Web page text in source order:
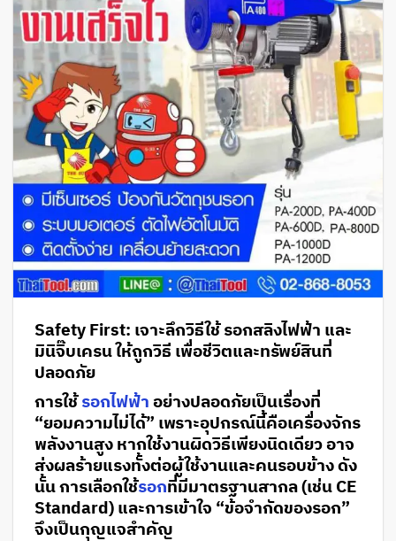
Safety First: เจาะลึกวิธีใช้ รอกสลิงไฟฟ้า และ
มินิจิ๊บเครน ให้ถูกวิธี เพื่อชีวิตและทรัพย์สินที่
ปลอดภัย
การใช้รอกไฟฟ้า อย่างปลอดภัยเป็นเรื่องที่
“ยอมความไม่ได้” เพราะอุปกรณ์นี้คือเครื่องจักร
พลังงานสูง หากใช้งานผิดวิธีเพียงนิดเดียว อาจ
ส่งผลร้ายแรงทั้งต่อผู้ใช้งานและคนรอบข้าง ดัง
นั้น การเลือกใช้รอกที่มีมาตรฐานสากล (เช่น CE
Standard) และการเข้าใจ “ข้อจำกัดของรอก”
จึงเป็นกุญแจสำคัญ